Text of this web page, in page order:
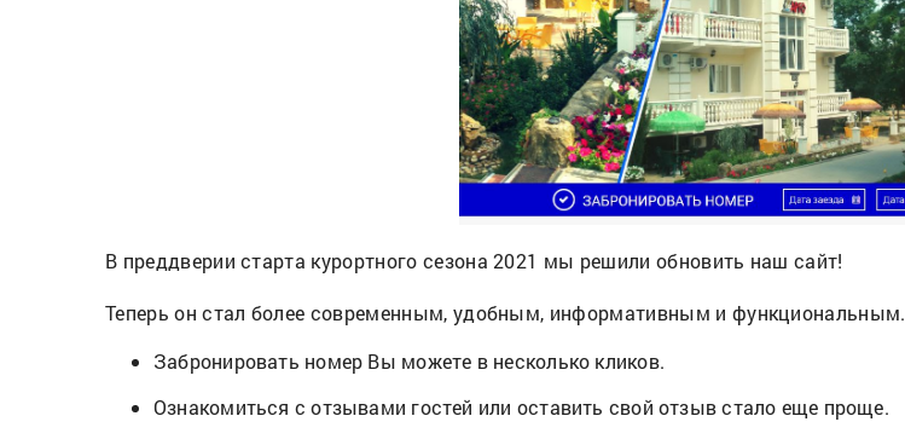
В преддверии старта курортного сезона 2021 мы решили обновить наш сайт!
Теперь он стал более современным, удобным, информативным и функциональным.
Забронировать номер Вы можете в несколько кликов.
Ознакомиться с отзывами гостей или оставить свой отзыв стало еще проще.